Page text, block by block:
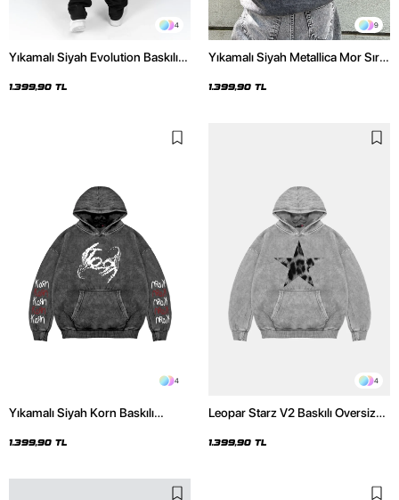
4
Yıkamalı Siyah Evolution Baskılı
Hoodie
1.399,90 TL
9
Yıkamalı Siyah Metallica Mor Sırt
Hoodie
1.399,90 TL
4
Yıkamalı Siyah Korn Baskılı
1.399,90 TL
4
Leopar Starz V2 Baskılı Oversize
Hoodie
1.399,90 TL